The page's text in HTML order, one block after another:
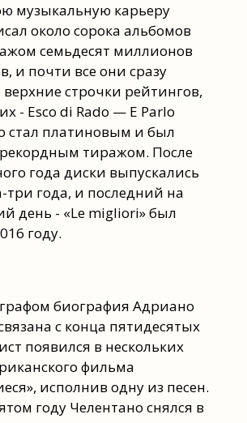
музыкальную карьеру
около сорока альбомов
семьдесят миллионов
и почти все они сразу
строчки рейтингов,
- Esco di Rado — E Parlo
стал платиновым и был
тиражом. После
года диски выпускались
три года, и последний на
день - «Le migliori» был
году.
биография Адриано
с конца пятидесятых
появился в нескольких
фильма
исполнив одну из песен.
году Челентано снялся в